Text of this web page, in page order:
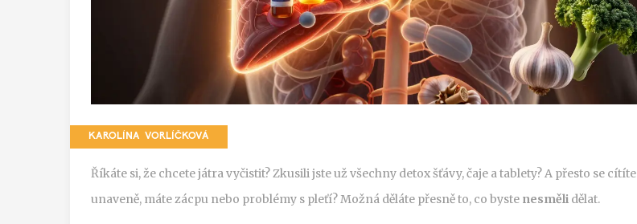
KAROLÍNA VORLÍČKOVÁ
Říkáte si, že chcete játra vyčistit? Zkusili jste už všechny detox šťávy, čaje a tablety? A přesto se cítíte
unaveně, máte zácpu nebo problémy s pleťí? Možná děláte přesně to, co byste nesměli dělat.